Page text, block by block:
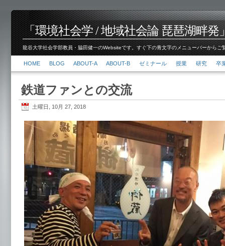
「環境社会学 / 地域社会論 琵琶湖畔発
龍谷大学社会学部教員・脇田健一のWebsiteです。すぐ下の青文字のメニューバーから
HOME BLOG ABOUT-A ABOUT-B ゼミナール 授業 研究 卒
鉄道ファンとの交流
土曜日, 10月 27, 2018